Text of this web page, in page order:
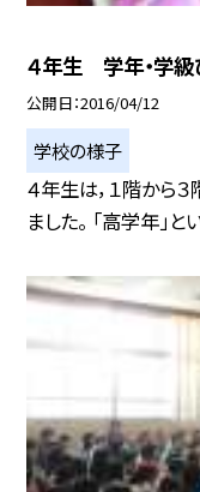
４年生 学年・学級
公開日 2016/04/12
学校の様子
４年生は，１階から
ました。 「高学年」と